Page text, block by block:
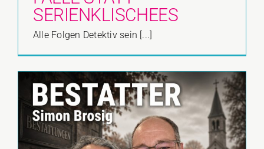
SERIENKLISCHEES
Alle Folgen Detektiv sein [...]